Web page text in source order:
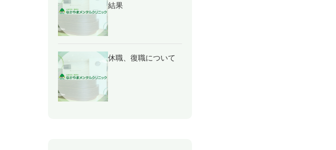
結果
休職、復職について